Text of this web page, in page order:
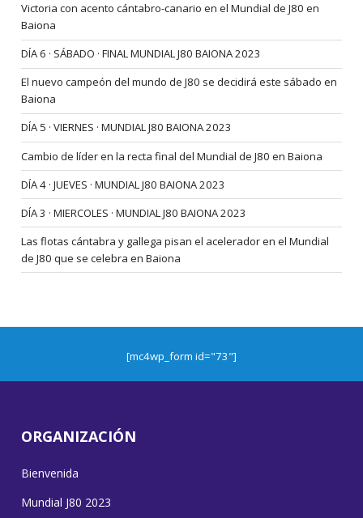
Victoria con acento cántabro-canario en el Mundial de J80 en
Baiona
DÍA 6 · SÁBADO · FINAL MUNDIAL J80 BAIONA 2023
El nuevo campeón del mundo de J80 se decidirá este sábado en
Baiona
DÍA 5 · VIERNES · MUNDIAL J80 BAIONA 2023
Cambio de líder en la recta final del Mundial de J80 en Baiona
DÍA 4 · JUEVES · MUNDIAL J80 BAIONA 2023
DÍA 3 · MIERCOLES · MUNDIAL J80 BAIONA 2023
Las flotas cántabra y gallega pisan el acelerador en el Mundial
de J80 que se celebra en Baiona
[mc4wp_form id="73"]
ORGANIZACIÓN
Bienvenida
Mundial J80 2023